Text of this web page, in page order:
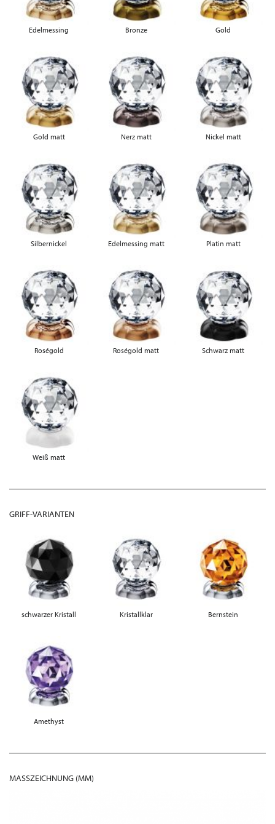
Edelmessing Bronze Gold
Gold matt Nerz matt Nickel matt
Silbernickel Edelmessing matt Platin matt
Roségold Roségold matt Schwarz matt
Weiß matt
GRIFF-VARIANTEN
schwarzer Kristall Kristallklar Bernstein
Amethyst
MASSZEICHNUNG (MM)